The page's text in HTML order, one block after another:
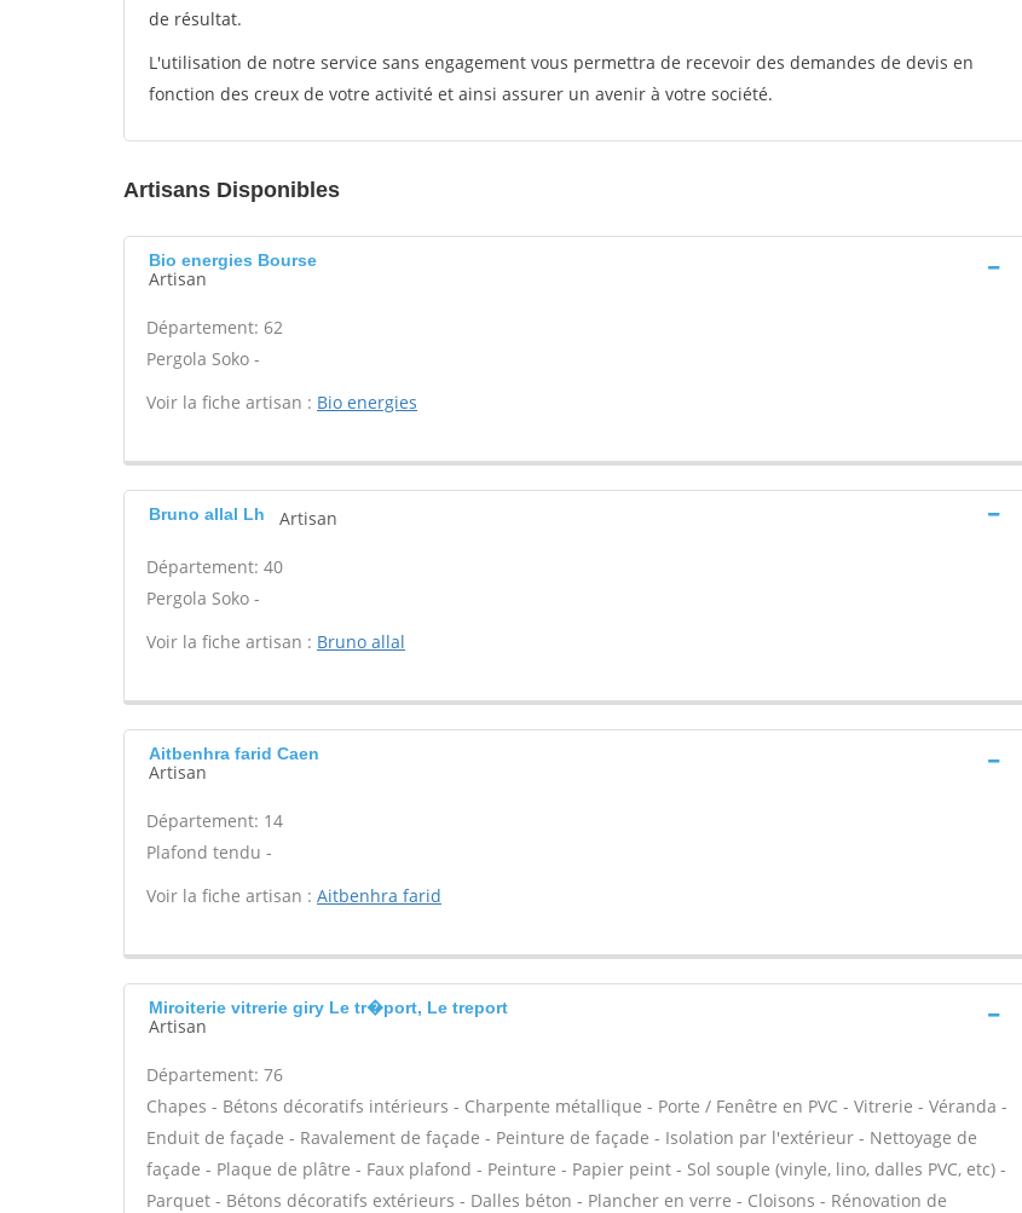
de résultat.
L'utilisation de notre service sans engagement vous permettra de recevoir des demandes de devis en
fonction des creux de votre activité et ainsi assurer un avenir à votre société.
Artisans Disponibles
Bio energies Bourse
Artisan
Département: 62
Pergola Soko -
Voir la fiche artisan : Bio energies
Bruno allal Lh Artisan
Département: 40
Pergola Soko -
Voir la fiche artisan : Bruno allal
Aitbenhra farid Caen
Artisan
Département: 14
Plafond tendu -
Voir la fiche artisan : Aitbenhra farid
Miroiterie vitrerie giry Le tr�port, Le treport
Artisan
Département: 76
Chapes - Bétons décoratifs intérieurs - Charpente métallique - Porte / Fenêtre en PVC - Vitrerie - Véranda -
Enduit de façade - Ravalement de façade - Peinture de façade - Isolation par l'extérieur - Nettoyage de
façade - Plaque de plâtre - Faux plafond - Peinture - Papier peint - Sol souple (vinyle, lino, dalles PVC, etc) -
Parquet - Bétons décoratifs extérieurs - Dalles béton - Plancher en verre - Cloisons - Rénovation de